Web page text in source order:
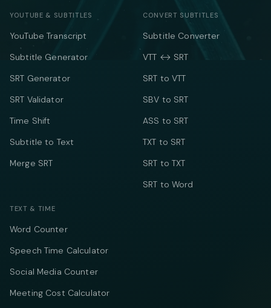
YOUTUBE & SUBTITLES
YouTube Transcript
Subtitle Generator
SRT Generator
SRT Validator
Time Shift
Subtitle to Text
Merge SRT
CONVERT SUBTITLES
Subtitle Converter
VTT ↔ SRT
SRT to VTT
SBV to SRT
ASS to SRT
TXT to SRT
SRT to TXT
SRT to Word
TEXT & TIME
Word Counter
Speech Time Calculator
Social Media Counter
Meeting Cost Calculator